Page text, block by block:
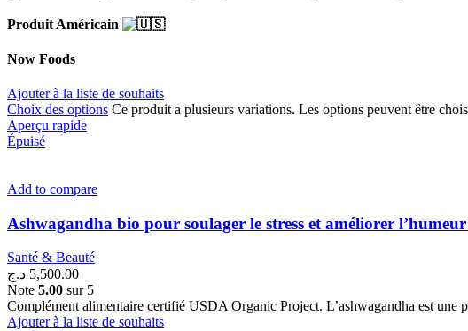
Produit Américain
Now Foods
Ajouter à la liste de souhaits
Choix des options Ce produit a plusieurs variations. Les options peuvent être
Aperçu rapide
Épuisé
Add to compare
Ashwagandha bio pour soulager le stress et améliorer
Santé & Beauté
5,500.00 د.ج
Note 5.00 sur 5
Complément alimentaire certifié USDA Organic Project. L’ashwagandha est une
Ajouter à la liste de souhaits